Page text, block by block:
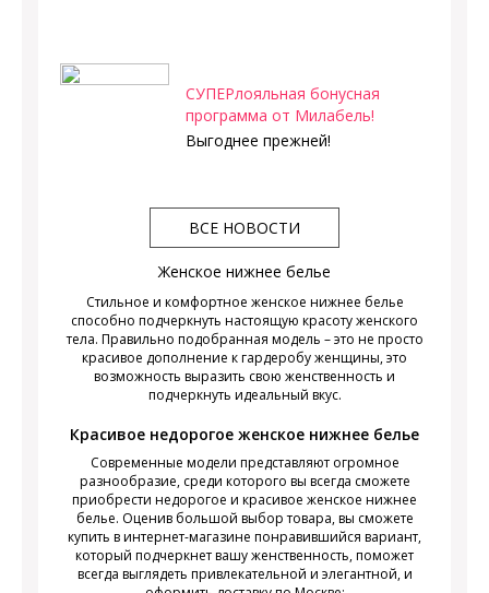
СУПЕРлояльная бонусная
программа от Милабель!
Выгоднее прежней!
ВСЕ НОВОСТИ
Женское нижнее белье
Стильное и комфортное женское нижнее белье
способно подчеркнуть настоящую красоту женского
тела. Правильно подобранная модель – это не просто
красивое дополнение к гардеробу женщины, это
возможность выразить свою женственность и
подчеркнуть идеальный вкус.
Красивое недорогое женское нижнее белье
Современные модели представляют огромное
разнообразие, среди которого вы всегда сможете
приобрести недорогое и красивое женское нижнее
белье. Оценив большой выбор товара, вы сможете
купить в интернет-магазине понравившийся вариант,
который подчеркнет вашу женственность, поможет
всегда выглядеть привлекательной и элегантной, и